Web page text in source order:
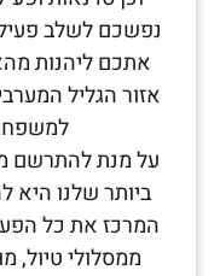
נפשכם לשלב
אתכם ליהנות
אזור הגליל
על מנת להתרשם
ביותר שלנו היא
המרכז את כל
ממסלולי טיול,